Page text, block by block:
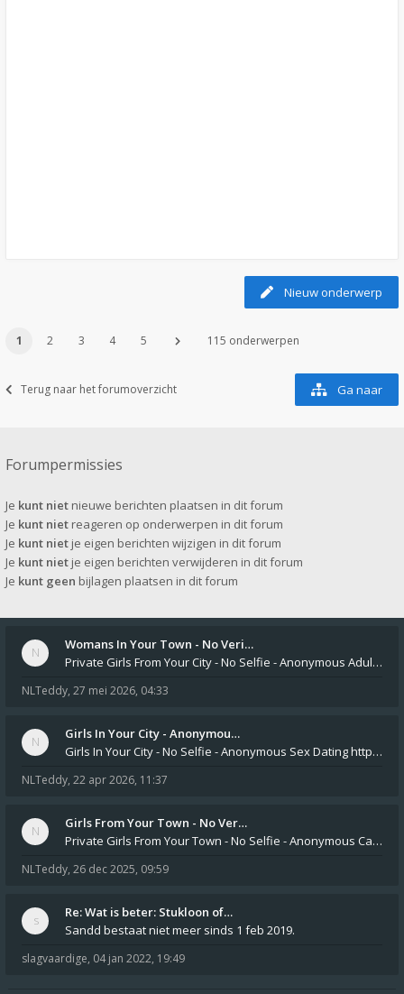
Nieuw onderwerp
1 2 3 4 5 115 onderwerpen
Terug naar het forumoverzicht Ga naar
Forumpermissies
Je kunt niet nieuwe berichten plaatsen in dit forum
Je kunt niet reageren op onderwerpen in dit forum
Je kunt niet je eigen berichten wijzigen in dit forum
Je kunt niet je eigen berichten verwijderen in dit forum
Je kunt geen bijlagen plaatsen in dit forum
Womans In Your Town - No Veri…
Private Girls From Your City - No Selfie - Anonymous Adult Dating https://privatedates.live Private Girls In Your
NLTeddy, 27 mei 2026, 04:33
Girls In Your City - Anonymou…
Girls In Your City - No Selfie - Anonymous Sex Dating https://SecretPrivat.com Womens In Your Town - Anonymous S
NLTeddy, 22 apr 2026, 11:37
Girls From Your Town - No Ver…
Private Girls From Your Town - No Selfie - Anonymous Casual Dating https://PrivateLadyEscorts.com Private Lady In
NLTeddy, 26 dec 2025, 09:59
Re: Wat is beter: Stukloon of…
Sandd bestaat niet meer sinds 1 feb 2019.
slagvaardige, 04 jan 2022, 19:49